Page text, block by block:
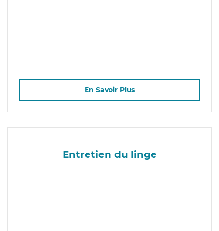
En Savoir Plus
Entretien du linge